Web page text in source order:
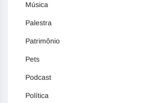
Música
Palestra
Patrimônio
Pets
Podcast
Política